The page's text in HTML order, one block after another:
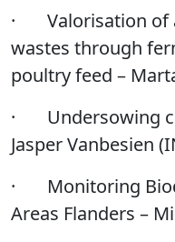
· Valorisation
wastes through
poultry feed –
· Undersowing
Jasper Vanbesien
· Monitoring
Areas Flanders –